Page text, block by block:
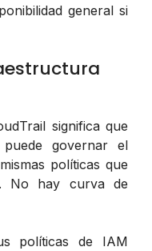
general si
significa que
governar el
políticas que
No hay curva de
políticas de IAM